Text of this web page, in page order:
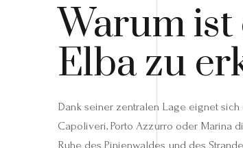
Warum ist
Elba zu
Dank seiner zentralen Lage eignet
Capoliveri, Porto Azzurro oder Marina
Ruhe des Pinienwaldes und des